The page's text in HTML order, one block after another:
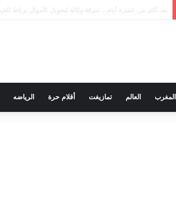
فاجعة بتازة.. غرق طفلتين يحول لحظة استجمام إلى مأساة مؤلمة
المغرب العالم تمازيغت أقلام حرة الرياضه